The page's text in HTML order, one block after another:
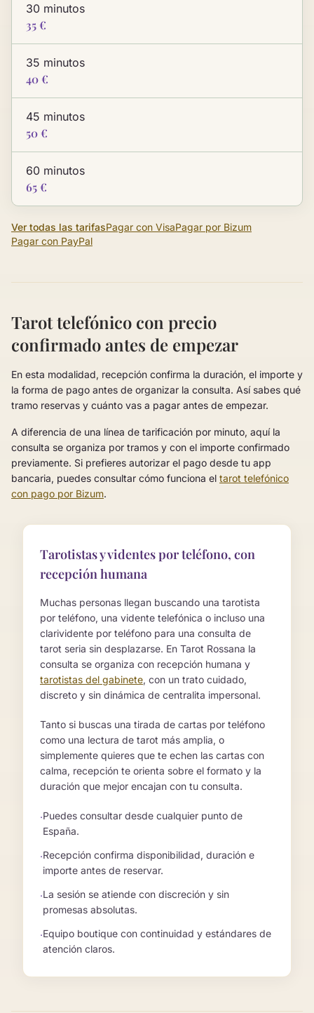
30 minutos
35 €
35 minutos
40 €
45 minutos
50 €
60 minutos
65 €
Ver todas las tarifasPagar con VisaPagar por Bizum
Pagar con PayPal
Tarot telefónico con precio
confirmado antes de empezar
En esta modalidad, recepción confirma la duración, el importe y
la forma de pago antes de organizar la consulta. Así sabes qué
tramo reservas y cuánto vas a pagar antes de empezar.
A diferencia de una línea de tarificación por minuto, aquí la
consulta se organiza por tramos y con el importe confirmado
previamente. Si prefieres autorizar el pago desde tu app
bancaria, puedes consultar cómo funciona el tarot telefónico
con pago por Bizum.
Tarotistas y videntes por teléfono, con
recepción humana
Muchas personas llegan buscando una tarotista
por teléfono, una vidente telefónica o incluso una
clarividente por teléfono para una consulta de
tarot seria sin desplazarse. En Tarot Rossana la
consulta se organiza con recepción humana y
tarotistas del gabinete, con un trato cuidado,
discreto y sin dinámica de centralita impersonal.
Tanto si buscas una tirada de cartas por teléfono
como una lectura de tarot más amplia, o
simplemente quieres que te echen las cartas con
calma, recepción te orienta sobre el formato y la
duración que mejor encajan con tu consulta.
·Puedes consultar desde cualquier punto de
España.
·Recepción confirma disponibilidad, duración e
importe antes de reservar.
·La sesión se atiende con discreción y sin
promesas absolutas.
·Equipo boutique con continuidad y estándares de
atención claros.